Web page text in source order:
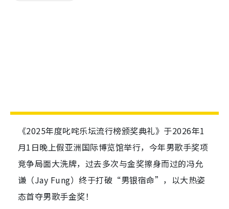
《2025年度叱咤乐坛流行榜颁奖典礼》于2026年1
月1日晚上假亚洲国际博览馆举行，今年男歌手奖项
竞争局面大洗牌，过去多次与金奖擦身而过的冯允
谦（Jay Fung）终于打破“男银宿命”，以大热姿
态首夺男歌手金奖！